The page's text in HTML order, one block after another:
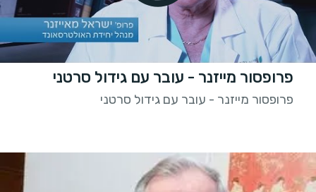
פרופסור מייזנר - עובר עם גידול סרטני
פרופסור מייזנר - עובר עם גידול סרטני